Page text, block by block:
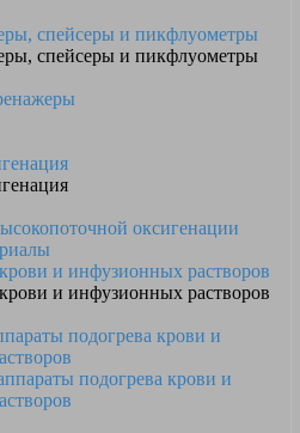
спейсеры и пикфлуометры
спейсеры и пикфлуометры
оксигенации
и инфузионных растворов
и инфузионных растворов
подогрева крови и
подогрева крови и